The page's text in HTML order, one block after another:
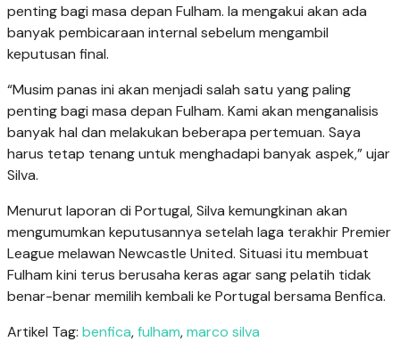
penting bagi masa depan Fulham. Ia mengakui akan ada
banyak pembicaraan internal sebelum mengambil
keputusan final.
“Musim panas ini akan menjadi salah satu yang paling
penting bagi masa depan Fulham. Kami akan menganalisis
banyak hal dan melakukan beberapa pertemuan. Saya
harus tetap tenang untuk menghadapi banyak aspek,” ujar
Silva.
Menurut laporan di Portugal, Silva kemungkinan akan
mengumumkan keputusannya setelah laga terakhir Premier
League melawan Newcastle United. Situasi itu membuat
Fulham kini terus berusaha keras agar sang pelatih tidak
benar-benar memilih kembali ke Portugal bersama Benfica.
Artikel Tag: benfica,fulham,marco silva